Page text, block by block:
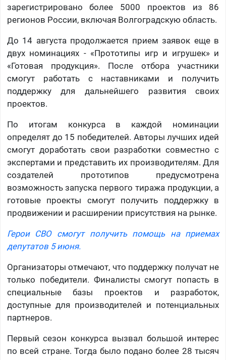
зарегистрировано более 5000 проектов из 86
регионов России, включая Волгоградскую область.
До 14 августа продолжается прием заявок еще в
двух номинациях - «Прототипы игр и игрушек» и
«Готовая продукция». После отбора участники
смогут работать с наставниками и получить
поддержку для дальнейшего развития своих
проектов.
По итогам конкурса в каждой номинации
определят до 15 победителей. Авторы лучших идей
смогут доработать свои разработки совместно с
экспертами и представить их производителям. Для
создателей прототипов предусмотрена
возможность запуска первого тиража продукции, а
готовые проекты смогут получить поддержку в
продвижении и расширении присутствия на рынке.
Герои СВО смогут получить помощь на приемах
депутатов 5 июня.
Организаторы отмечают, что поддержку получат не
только победители. Финалисты смогут попасть в
специальные базы проектов и разработок,
доступные для производителей и потенциальных
партнеров.
Первый сезон конкурса вызвал большой интерес
по всей стране. Тогда было подано более 28 тысяч